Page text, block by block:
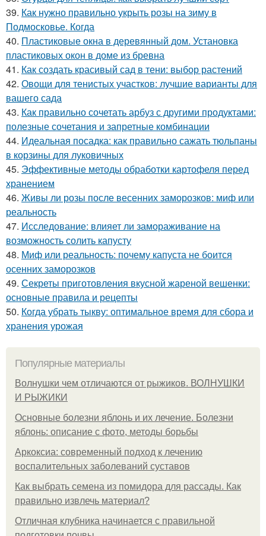
39. Как нужно правильно укрыть розы на зиму в
Подмосковье. Когда
40. Пластиковые окна в деревянный дом. Установка
пластиковых окон в доме из бревна
41. Как создать красивый сад в тени: выбор растений
42. Овощи для тенистых участков: лучшие варианты для
вашего сада
43. Как правильно сочетать арбуз с другими продуктами:
полезные сочетания и запретные комбинации
44. Идеальная посадка: как правильно сажать тюльпаны
в корзины для луковичных
45. Эффективные методы обработки картофеля перед
хранением
46. Живы ли розы после весенних заморозков: миф или
реальность
47. Исследование: влияет ли замораживание на
возможность солить капусту
48. Миф или реальность: почему капуста не боится
осенних заморозков
49. Секреты приготовления вкусной жареной вешенки:
основные правила и рецепты
50. Когда убрать тыкву: оптимальное время для сбора и
хранения урожая
Популярные материалы
Волнушки чем отличаются от рыжиков. ВОЛНУШКИ
И РЫЖИКИ
Основные болезни яблонь и их лечение. Болезни
яблонь: описание с фото, методы борьбы
Аркоксиа: современный подход к лечению
воспалительных заболеваний суставов
Как выбрать семена из помидора для рассады. Как
правильно извлечь материал?
Отличная клубника начинается с правильной